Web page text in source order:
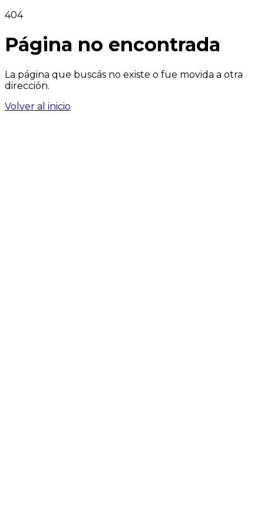
404
Página no encontrada
La página que buscás no existe o fue movida a otra
dirección.
Volver al inicio